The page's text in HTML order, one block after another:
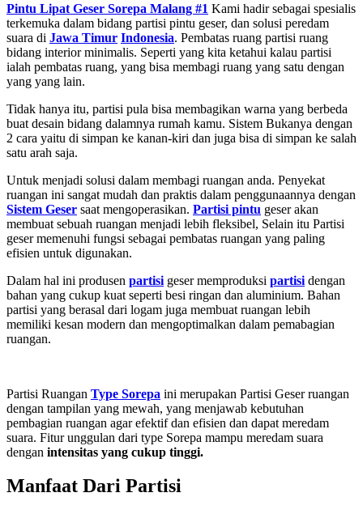
Pintu Lipat Geser Sorepa Malang #1 Kami hadir sebagai spesialis
terkemuka dalam bidang partisi pintu geser, dan solusi peredam
suara di Jawa Timur Indonesia. Pembatas ruang partisi ruang
bidang interior minimalis. Seperti yang kita ketahui kalau partisi
ialah pembatas ruang, yang bisa membagi ruang yang satu dengan
yang yang lain.
Tidak hanya itu, partisi pula bisa membagikan warna yang berbeda
buat desain bidang dalamnya rumah kamu. Sistem Bukanya dengan
2 cara yaitu di simpan ke kanan-kiri dan juga bisa di simpan ke salah
satu arah saja.
Untuk menjadi solusi dalam membagi ruangan anda. Penyekat
ruangan ini sangat mudah dan praktis dalam penggunaannya dengan
Sistem Geser saat mengoperasikan. Partisi pintu geser akan
membuat sebuah ruangan menjadi lebih fleksibel, Selain itu Partisi
geser memenuhi fungsi sebagai pembatas ruangan yang paling
efisien untuk digunakan.
Dalam hal ini produsen partisi geser memproduksi partisi dengan
bahan yang cukup kuat seperti besi ringan dan aluminium. Bahan
partisi yang berasal dari logam juga membuat ruangan lebih
memiliki kesan modern dan mengoptimalkan dalam pemabagian
ruangan.
Partisi Ruangan Type Sorepa ini merupakan Partisi Geser ruangan
dengan tampilan yang mewah, yang menjawab kebutuhan
pembagian ruangan agar efektif dan efisien dan dapat meredam
suara. Fitur unggulan dari type Sorepa mampu meredam suara
dengan intensitas yang cukup tinggi.
Manfaat Dari Partisi